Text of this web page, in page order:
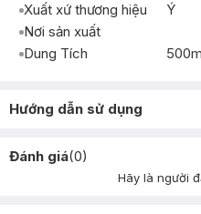
Xuất xứ thương hiệu
Ý
Nơi sản xuất
Dung Tích
Hướng dẫn sử dụng
Đánh giá(0)
Hãy là người